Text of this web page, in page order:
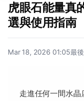
虎眼石能量真
選與使用指南
Mar 18, 2026 01:05最
走進任何一間水